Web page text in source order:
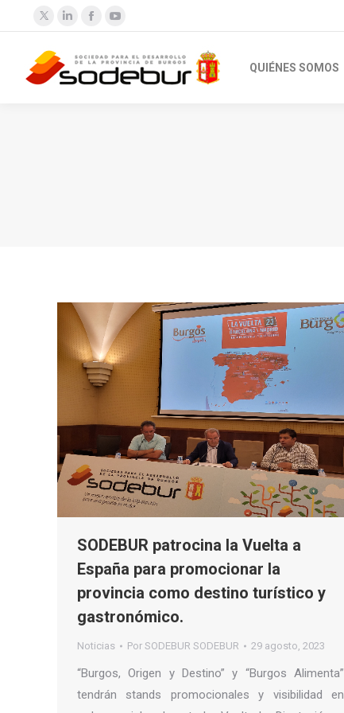
LinkedinFacebook
QUIÉNES SOMOS
SODEBUR patrocina la Vuelta a
España para promocionar la
provincia como destino turístico y
gastronómico.
Noticias Por SODEBUR SODEBUR 29 agosto, 2023
“Burgos, Origen y Destino” y “Burgos Alimenta”
tendrán stands promocionales y visibilidad en